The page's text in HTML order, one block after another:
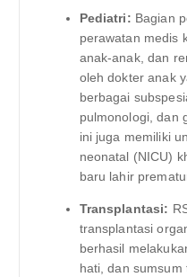
Pediatri: Bagian
perawatan medis
anak-anak, dan
oleh dokter anak
berbagai
pulmonologi, dan
ini juga memiliki
neonatal (NICU)
baru lahir
Transplantasi:
transplantasi
berhasil
hati, dan